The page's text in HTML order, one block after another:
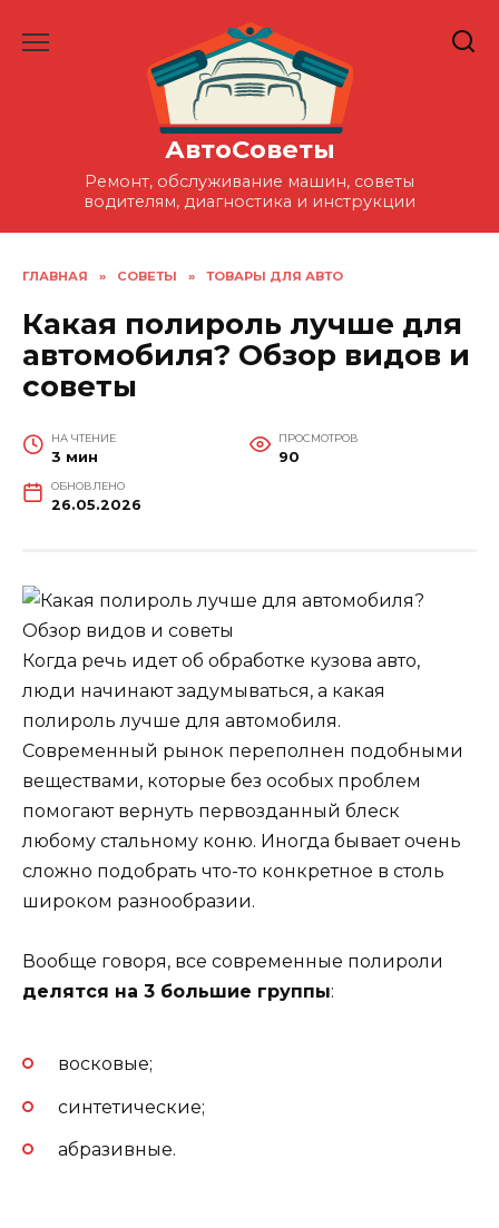
АвтоСоветы
Ремонт, обслуживание машин, советы
водителям, диагностика и инструкции
ГЛАВНАЯ » СОВЕТЫ » ТОВАРЫ ДЛЯ АВТО
Какая полироль лучше для
автомобиля? Обзор видов и
советы
НА ЧТЕНИЕ
3 мин
ПРОСМОТРОВ
90
ОБНОВЛЕНО
26.05.2026
Когда речь идет об обработке кузова авто,
люди начинают задумываться, а какая
полироль лучше для автомобиля.
Современный рынок переполнен подобными
веществами, которые без особых проблем
помогают вернуть первозданный блеск
любому стальному коню. Иногда бывает очень
сложно подобрать что-то конкретное в столь
широком разнообразии.
Вообще говоря, все современные полироли
делятся на 3 большие группы:
восковые;
синтетические;
абразивные.